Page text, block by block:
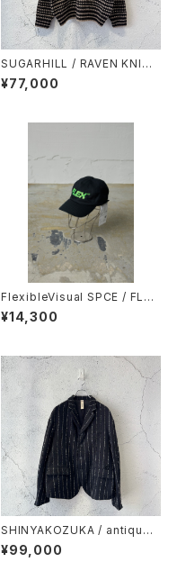
SUGARHILL / RAVEN KNIT
PULLOVER / BLACK
¥77,000
FlexibleVisual SPCE / FLEX
CAP / BLACK
¥14,300
SHINYAKOZUKA / antiqued
tailor(ISSUE#9) / black wit
h canvas
¥99,000